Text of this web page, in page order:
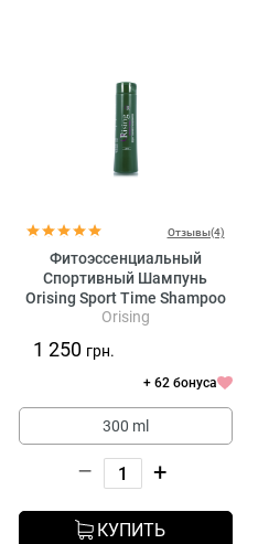
Отзывы(4)
Фитоэссенциальный
Спортивный Шампунь
Orising Sport Time Shampoo
Orising
1 250 грн.
+ 62 бонуса
300 ml
– +
КУПИТЬ